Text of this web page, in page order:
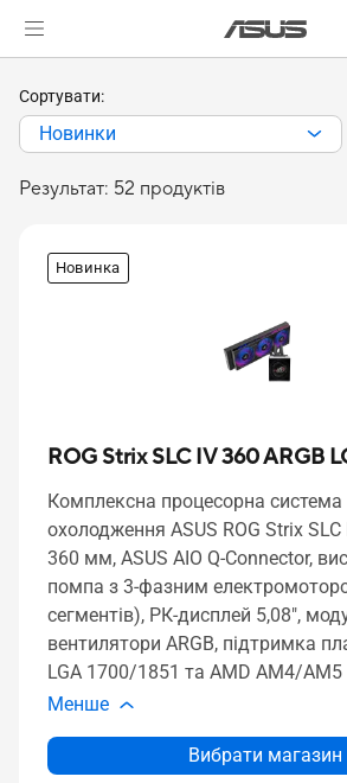
Результат: 52 продуктів
Сортувати:
Новинки
Новинка
ROG Strix SLC IV 360 ARGB
Комплексна процесорна система
охолодження ASUS ROG Strix SLC
360 мм, ASUS AIO Q-Connector,
помпа з 3-фазним
сегментів), РК-дисплей 5,08",
вентилятори ARGB, підтримка
LGA 1700/1851 та AMD AM4/AM5
Менше
Вибрати магазин